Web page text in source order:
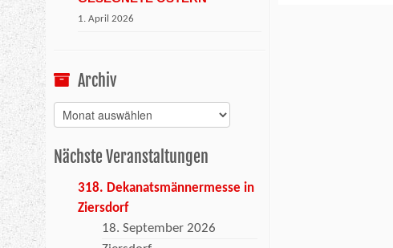
1. April 2026
Archiv
Archiv
Nächste Veranstaltungen
318. Dekanatsmännermesse in
Ziersdorf
18. September 2026